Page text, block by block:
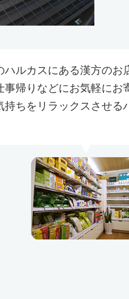
ルカスにある漢方のお
帰りなどにお気軽にお
持ちをリラックスさせ